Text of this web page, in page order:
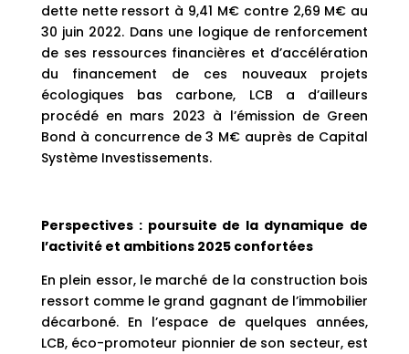
dette nette ressort à 9,41 M€ contre 2,69 M€ au
30 juin 2022. Dans une logique de renforcement
de ses ressources financières et d’accélération
du financement de ces nouveaux projets
écologiques bas carbone, LCB a d’ailleurs
procédé en mars 2023 à l’émission de Green
Bond à concurrence de 3 M€ auprès de Capital
Système Investissements.
Perspectives : poursuite de la dynamique de
l’activité et ambitions 2025 confortées
En plein essor, le marché de la construction bois
ressort comme le grand gagnant de l’immobilier
décarboné. En l’espace de quelques années,
LCB, éco-promoteur pionnier de son secteur, est